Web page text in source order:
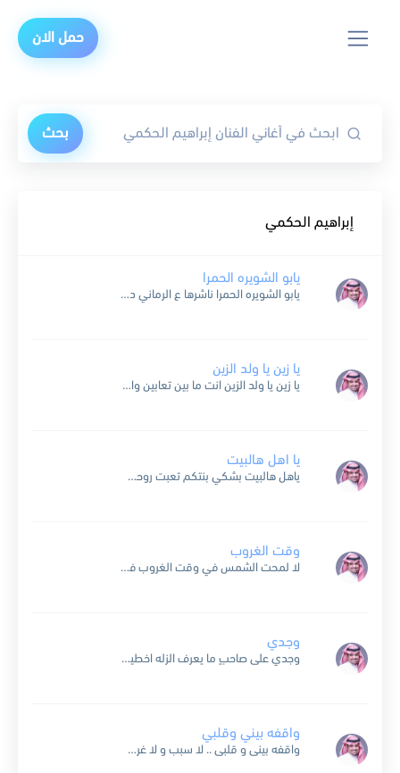
حمل الان
بحث
إبراهيم الحكمي
يابو الشويره الحمرا
يابو الشويره الحمرا ناشرها ع الرماني دق الماني دق الماني طولك ياعود الريحان وعيون عيون الغزلاني دق الماني دق الماني والله لطلع ع القمره اشوف البيضه والسمره دق الماني دق...
يا زين يا ولد الزين
يا زين يا ولد الزين انت ما بين تعابين واتبدلوا العناوين واختلت الموازين الشر لابس توب ملاك وفي كدبه متصدق صاب العمى كل القلوب مبتقش بتفرق والضلمة والعتمة خلاص حلوا...
يا اهل هالبيت
ياهل هالبيت بشكي بنتكم تعبت روحي والله بصدها قسمت قلبي والله نصفين نصف عندي ونصف باقي عندها.. ياهل هالبيت شوفوا حالي صارلي من العام ناطر وعدها البشر تسهر كم ليله...
وقت الغروب
لا لمحت الشمس في وقت الغروب فز قلبي بيتعلق ب شعاع الهوى غربي وانا قلبي جنوب والمدى بيني وخلي في اتساع مع حبيبي دايم الوقت محسوب كلما قلنا هلا قال...
وجدي
وجدي على صاحبٍ ما يعرف الزله اخطيت في حقه وأقفى وخلاني وأنا على حالتي والحال معتله الين يرجع وأشوفه بعيني من ثاني أخطيت شكيت وشكي مو على حله وقلت راح...
واقفه بيني وقلبي
واقفه بينى و قلبى .. لا سبب و لا غرض تتعبى قلبى بغرامك .. و ما خبرته أعترض لى بغيت أنساك قلبى غصب عنى يتذكر ولو غلطتى فينى مرة عنك...